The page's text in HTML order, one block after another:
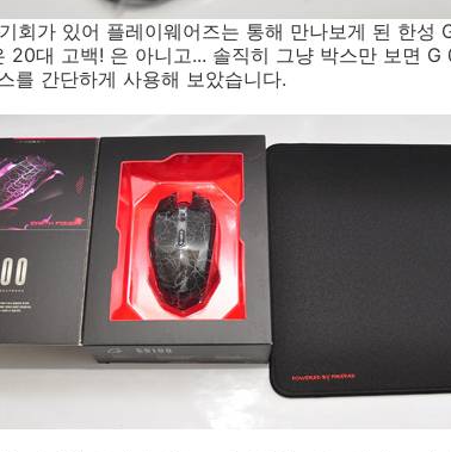
회가 있어 플레이웨어즈는 통해 만나보게 된 한성
20대 고백! 은 아니고... 솔직히 그냥 박스만 보면 G
를 간단하게 사용해 보았습니다.